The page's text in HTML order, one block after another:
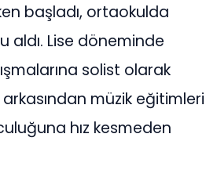
başladı, ortaokulda
aldı. Lise döneminde
solist olarak
arkasından müzik eğitimleri
hız kesmeden